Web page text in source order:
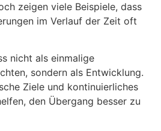
zeigen viele Beispiele, dass
im Verlauf der Zeit oft
nicht als einmalige
sondern als Entwicklung.
Ziele und kontinuierliches
den Übergang besser zu